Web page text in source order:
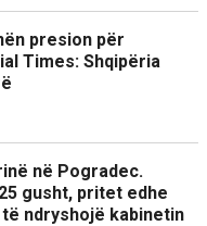
presion për
Times: Shqipëria
në Pogradec.
gusht, pritet edhe
ndryshojë kabinetin